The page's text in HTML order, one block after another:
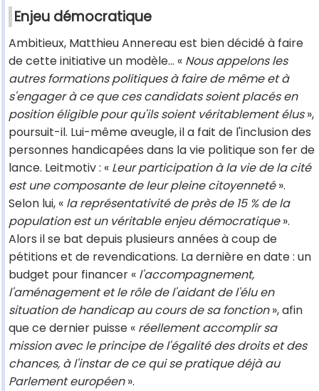
Enjeu démocratique
Ambitieux, Matthieu Annereau est bien décidé à faire
de cette initiative un modèle… « Nous appelons les
autres formations politiques à faire de même et à
s'engager à ce que ces candidats soient placés en
position éligible pour qu'ils soient véritablement élus»,
poursuit-il. Lui-même aveugle, il a fait de l'inclusion des
personnes handicapées dans la vie politique son fer de
lance. Leitmotiv : « Leur participation à la vie de la cité
est une composante de leur pleine citoyenneté».
Selon lui, « la représentativité de près de 15 % de la
population est un véritable enjeu démocratique».
Alors il se bat depuis plusieurs années à coup de
pétitions et de revendications. La dernière en date : un
budget pour financer « l'accompagnement,
l'aménagement et le rôle de l'aidant de l'élu en
situation de handicap au cours de sa fonction», afin
que ce dernier puisse « réellement accomplir sa
mission avec le principe de l'égalité des droits et des
chances, à l'instar de ce qui se pratique déjà au
Parlement européen».